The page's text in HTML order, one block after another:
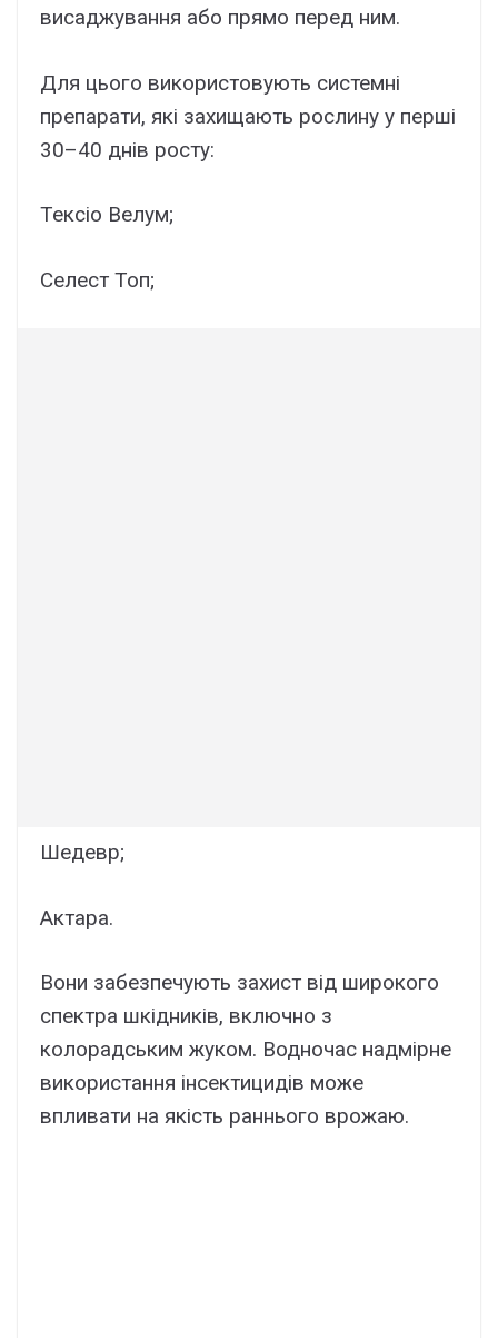
висаджування або прямо перед ним.
Для цього використовують системні
препарати, які захищають рослину у перші
30–40 днів росту:
Тексіо Велум;
Селест Топ;
Шедевр;
Актара.
Вони забезпечують захист від широкого
спектра шкідників, включно з
колорадським жуком. Водночас надмірне
використання інсектицидів може
впливати на якість раннього врожаю.